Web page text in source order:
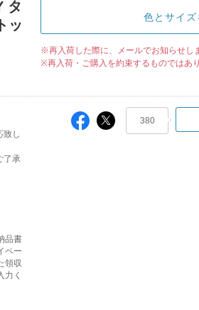
タ
ッ
色とサイズ
※再入荷した際に、メールでお知らせし
※再入荷・ご購入を約束するものではあり
致し
了承
品書
ペー
領収
力く
380